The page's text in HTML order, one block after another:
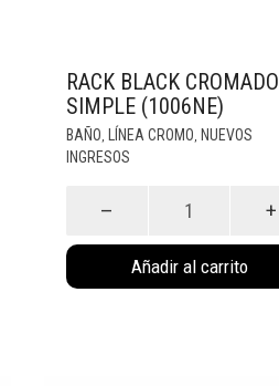
RACK BLACK CROMADO
SIMPLE (1006NE)
BAÑO, LÍNEA CROMO, NUEVOS
INGRESOS
Simple
cantidad
Añadir al carrito